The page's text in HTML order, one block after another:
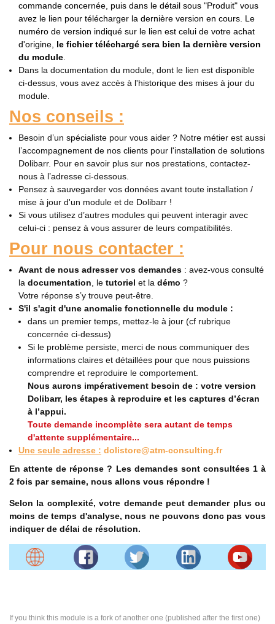
commande concernée, puis dans le détail sous "Produit" vous
avez le lien pour télécharger la dernière version en cours. Le
numéro de version indiqué sur le lien est celui de votre achat
d'origine, le fichier téléchargé sera bien la dernière version
du module.
Dans la documentation du module, dont le lien est disponible
ci-dessus, vous avez accès à l'historique des mises à jour du
module.
Nos conseils :
Besoin d’un spécialiste pour vous aider ? Notre métier est aussi
l’accompagnement de nos clients pour l'installation de solutions
Dolibarr. Pour en savoir plus sur nos prestations, contactez-
nous à l’adresse ci-dessous.
Pensez à sauvegarder vos données avant toute installation /
mise à jour d'un module et de Dolibarr !
Si vous utilisez d’autres modules qui peuvent interagir avec
celui-ci : pensez à vous assurer de leurs compatibilités.
Pour nous contacter :
Avant de nous adresser vos demandes : avez-vous consulté
la documentation, le tutoriel et la démo ?
Votre réponse s’y trouve peut-être.
S'il s'agit d'une anomalie fonctionnelle du module :
dans un premier temps, mettez-le à jour (cf rubrique
concernée ci-dessus)
Si le problème persiste, merci de nous communiquer des
informations claires et détaillées pour que nous puissions
comprendre et reproduire le comportement.
Nous aurons impérativement besoin de : votre version
Dolibarr, les étapes à reproduire et les captures d’écran
à l’appui.
Toute demande incomplète sera autant de temps
d'attente supplémentaire...
Une seule adresse : dolistore@atm-consulting.fr
En attente de réponse ? Les demandes sont consultées 1 à
2 fois par semaine, nous allons vous répondre !
Selon la complexité, votre demande peut demander plus ou
moins de temps d'analyse, nous ne pouvons donc pas vous
indiquer de délai de résolution.
If you think this module is a fork of another one (published after the first one)